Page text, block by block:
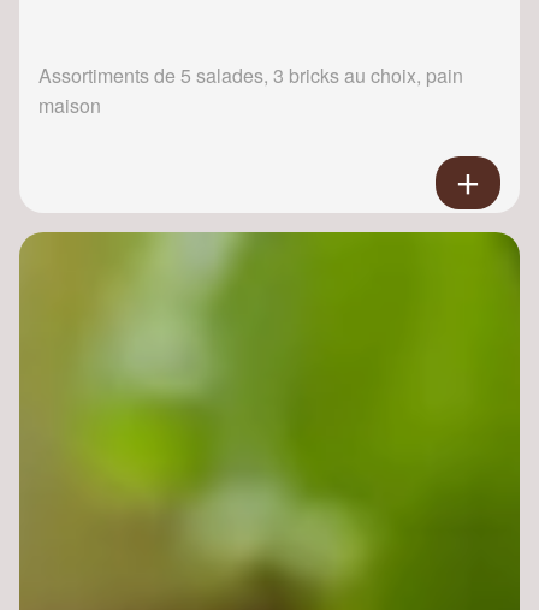
Assortiments de 5 salades, 3 bricks au choix, pain
maison